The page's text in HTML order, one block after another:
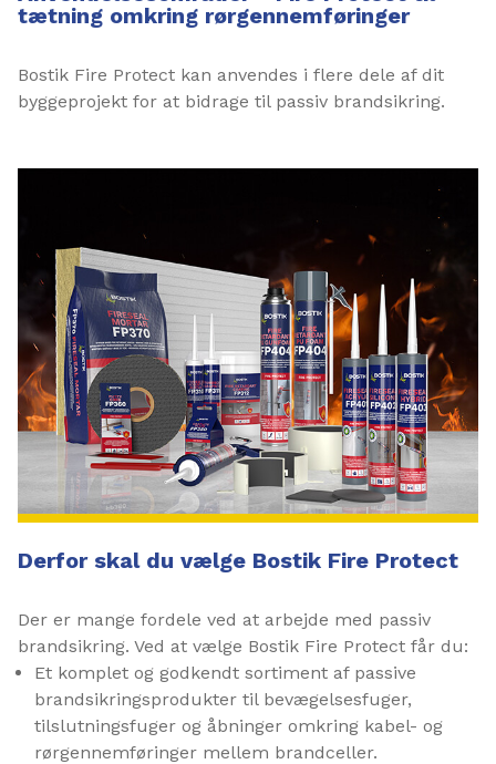
tætning omkring rørgennemføringer
Bostik Fire Protect kan anvendes i flere dele af dit
byggeprojekt for at bidrage til passiv brandsikring.
Derfor skal du vælge Bostik Fire Protect
Der er mange fordele ved at arbejde med passiv
brandsikring. Ved at vælge Bostik Fire Protect får du:
Et komplet og godkendt sortiment af passive
brandsikringsprodukter til bevægelsesfuger,
tilslutningsfuger og åbninger omkring kabel- og
rørgennemføringer mellem brandceller.